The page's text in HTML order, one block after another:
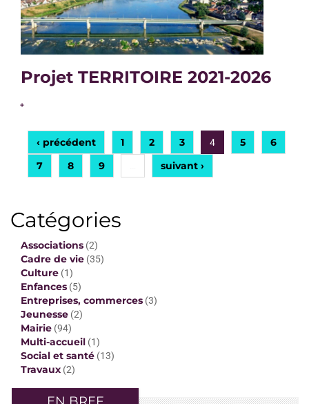
Projet TERRITOIRE 2021-2026
+
‹ précédent 1 2 3 4 5
6
7
8 9 suivant ›
Catégories
Associations (2)
Cadre de vie (35)
Culture (1)
Enfances (5)
Entreprises, commerces (3)
Jeunesse (2)
Mairie (94)
Multi-accueil (1)
Social et santé (13)
Travaux (2)